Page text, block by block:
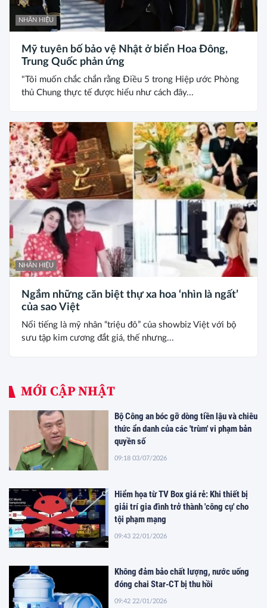
NHÃN HIỆU
Mỹ tuyên bố bảo vệ Nhật ở biển Hoa Đông,
Trung Quốc phản ứng
"Tôi muốn chắc chắn rằng Điều 5 trong Hiệp ước Phòng
thủ Chung thực tế được hiểu như cách đây...
NHÃN HIỆU
Ngắm những căn biệt thự xa hoa ‘nhìn là ngất’
của sao Việt
Nổi tiếng là mỹ nhân “triệu đô” của showbiz Việt với bộ
sưu tập kim cương đắt giá, thế nhưng...
MỚI CẬP NHẬT
Bộ Công an bóc gỡ dòng tiền lậu và chiêu
thức ẩn danh của các 'trùm' vi phạm bản
quyền số
09:18 03/07/2026
Hiểm họa từ TV Box giá rẻ: Khi thiết bị
giải trí gia đình trở thành 'công cụ' cho
tội phạm mạng
09:43 22/01/2026
Không đảm bảo chất lượng, nước uống
đóng chai Star-CT bị thu hồi
09:42 22/01/2026